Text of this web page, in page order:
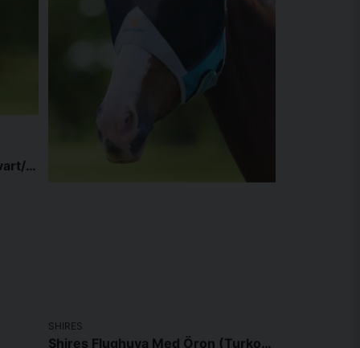
Shires Flughuva Utan Öron (Svart/Grå, Ponny)
SHIRES
Shires Flughuva Med Öron (Turkos/Grå, X-Full)